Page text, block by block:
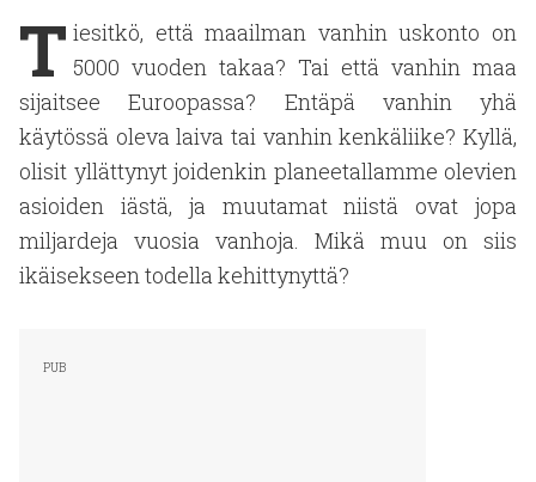
T iesitkö, että maailman vanhin uskonto on
5000 vuoden takaa? Tai että vanhin maa
sijaitsee Euroopassa? Entäpä vanhin yhä
käytössä oleva laiva tai vanhin kenkäliike? Kyllä,
olisit yllättynyt joidenkin planeetallamme olevien
asioiden iästä, ja muutamat niistä ovat jopa
miljardeja vuosia vanhoja. Mikä muu on siis
ikäisekseen todella kehittynyttä?